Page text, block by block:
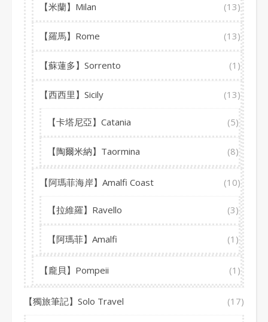
【米蘭】Milan (13)
【羅馬】Rome (13)
【蘇蓮多】Sorrento (1)
【西西里】Sicily (13)
【卡塔尼亞】Catania (5)
【陶爾米納】Taormina (8)
【阿瑪菲海岸】Amalfi Coast (10)
【拉維羅】Ravello (3)
【阿瑪菲】Amalfi (1)
【龐貝】Pompeii (1)
【獨旅筆記】Solo Travel (17)